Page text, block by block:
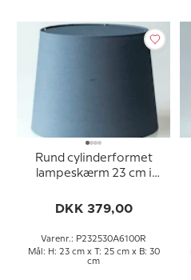
Rund cylinderformet
lampeskærm 23 cm i
DKK 379,00
Varenr.: P232530A6100R
Mål: H: 23 cm x T: 25 cm x B: 30
cm